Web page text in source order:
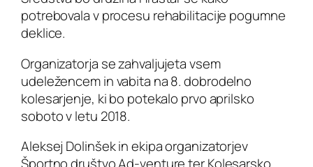
potrebovala v procesu rehabilitacije pogumne
deklice.
Organizatorja se zahvaljujeta vsem
udeležencem in vabita na 8. dobrodelno
kolesarjenje, ki bo potekalo prvo aprilsko
soboto v letu 2018.
Aleksej Dolinšek in ekipa organizatorjev